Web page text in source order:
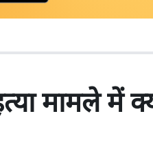
मामले में